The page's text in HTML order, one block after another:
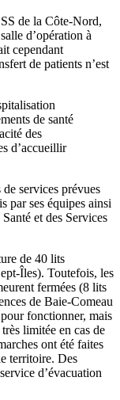
de la Côte-Nord,
d’opération à
cependant
de patients n’est
de santé
des
d’accueillir
services prévues
par ses équipes ainsi
et des Services
de 40 lits
Îles). Toutefois, les
fermées (8 lits
de Baie-Comeau
fonctionner, mais
limitée en cas de
ont été faites
territoire. Des
d’évacuation